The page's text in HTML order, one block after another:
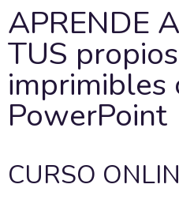
APRENDE
TUS
imprimibles
PowerPoint
CURSO